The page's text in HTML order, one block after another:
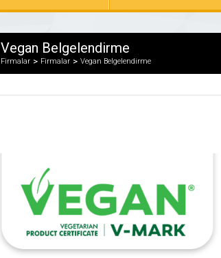
Vegan Belgelendirme
Firmalar Firmalar Vegan Belgelendirme